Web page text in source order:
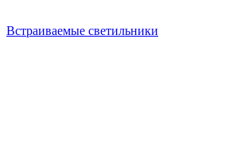
Встраиваемые светильники